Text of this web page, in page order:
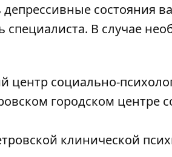
состояния
В случае
центр социально-
городском центре
клинической